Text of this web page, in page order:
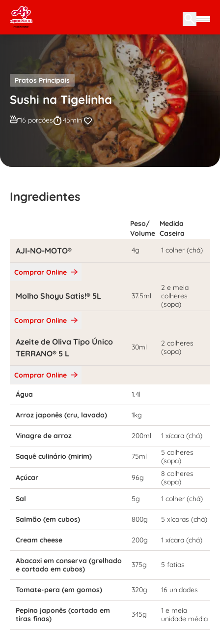
Skip to content
Pratos Principais
Sushi na Tigelinha
16 porções 45min
Ingredientes
Peso/
Volume
Medida
Caseira
AJI-NO-MOTO® 4g 1 colher (chá)
Comprar Online
Molho Shoyu Satis!® 5L 37.5ml
2 e meia
colheres
(sopa)
Comprar Online
Azeite de Oliva Tipo Único
TERRANO® 5 L
30ml
2 colheres
(sopa)
Comprar Online
Água 1.4l
Arroz japonês (cru, lavado) 1kg
Vinagre de arroz 200ml 1 xícara (chá)
Saquê culinário (mirim) 75ml
5 colheres
(sopa)
Açúcar
96g
8 colheres
(sopa)
Sal
5g 1 colher (chá)
Salmão (em cubos) 800g 5 xícaras (chá)
Cream cheese 200g 1 xícara (chá)
Abacaxi em conserva (grelhado
e cortado em cubos)
375g 5 fatias
Tomate-pera (em gomos) 320g 16 unidades
Pepino japonês (cortado em
tiras finas)
345g
1 e meia
unidade média